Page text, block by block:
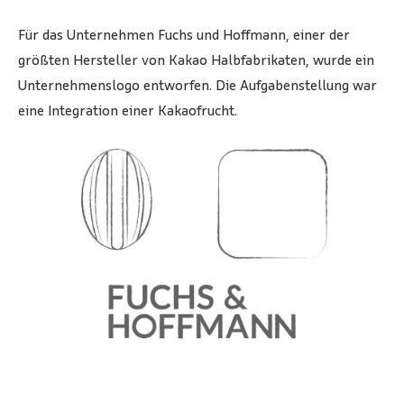
Für das Unternehmen Fuchs und Hoffmann, einer der
größten Hersteller von Kakao Halbfabrikaten, wurde ein
Unternehmenslogo entworfen. Die Aufgabenstellung war
eine Integration einer Kakaofrucht.